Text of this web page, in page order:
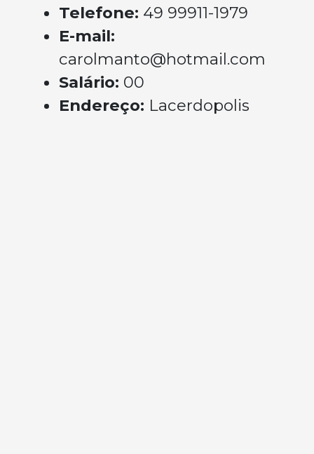
Telefone: 49 99911-1979
E-mail:
carolmanto@hotmail.com
Salário: 00
Endereço: Lacerdopolis